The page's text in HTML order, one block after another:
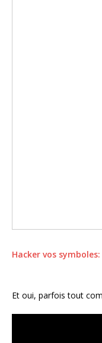
Hacker vos
Et oui, parfois tout